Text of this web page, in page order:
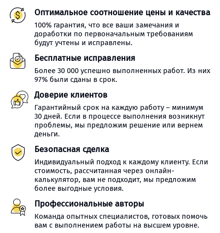
Оптимальное соотношение цены и качества
100% гарантия, что все ваши замечания и
доработки по первоначальным требованиям
будут учтены и исправлены.
Бесплатные исправления
Более 30 000 успешно выполненных работ. Из них
97% были сданы в срок.
Доверие клиентов
Гарантийный срок на каждую работу – минимум
30 дней. Если в процессе выполнения возникнут
проблемы, мы предложим решение или вернем
деньги.
Безопасная сделка
Индивидуальный подход к каждому клиенту. Если
стоимость, рассчитанная через онлайн-
калькулятор, вам не подходит, мы предложим
более выгодные условия.
Профессиональные авторы
Команда опытных специалистов, готовых помочь
вам с выполнением работы на высшем уровне.